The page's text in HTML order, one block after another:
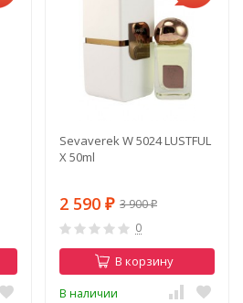
Sevaverek W 5024 LUSTFUL
X 50ml
2 590 ₽ 3 900₽
0
В корзину
В наличии